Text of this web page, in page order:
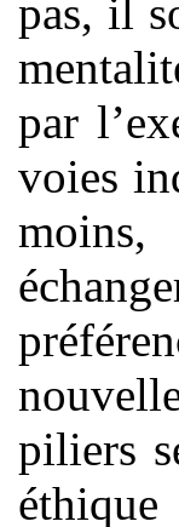
pas, il
par
voies
moins,
piliers